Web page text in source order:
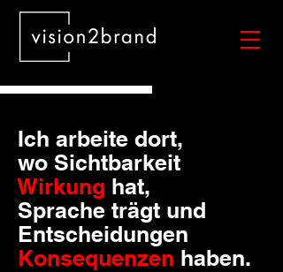
Ich arbeite dort,
wo Sichtbarkeit
Wirkung hat,
Sprache trägt und
Entscheidungen
Konsequenzen haben.